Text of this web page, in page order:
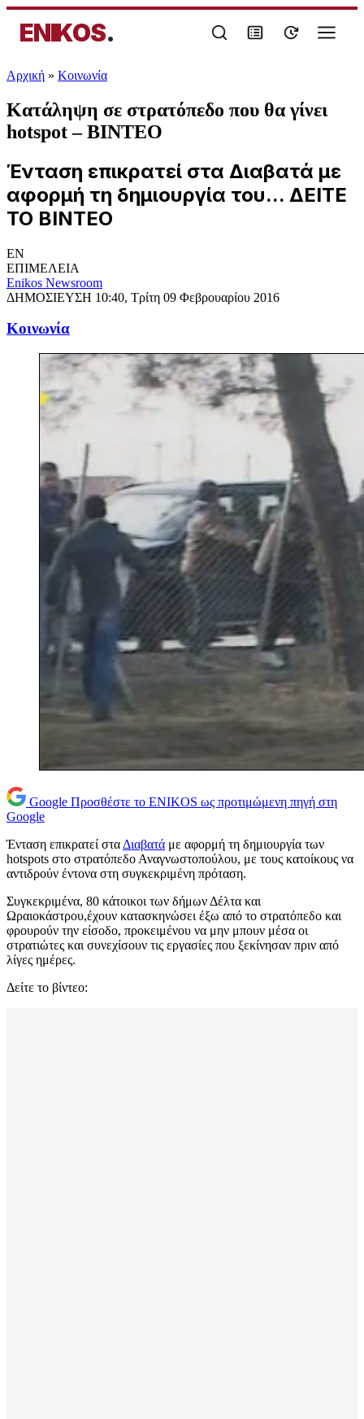
ENIKOS.
Αρχική » Κοινωνία
Κατάληψη σε στρατόπεδο που θα γίνει
hotspot – ΒΙΝΤΕΟ
Ένταση επικρατεί στα Διαβατά με
αφορμή τη δημιουργία του... ΔΕΙΤΕ
ΤΟ ΒΙΝΤΕΟ
EN
ΕΠΙΜΕΛΕΙΑ
Enikos Newsroom
ΔΗΜΟΣΙΕΥΣΗ 10:40, Τρίτη 09 Φεβρουαρίου 2016
Κοινωνία
Google Προσθέστε το ENIKOS ως προτιμώμενη πηγή στη
Google
Ένταση επικρατεί στα Διαβατά με αφορμή τη δημιουργία των
hotspots στο στρατόπεδο Αναγνωστοπούλου, με τους κατοίκους να
αντιδρούν έντονα στη συγκεκριμένη πρόταση.
Συγκεκριμένα, 80 κάτοικοι των δήμων Δέλτα και
Ωραιοκάστρου,έχουν κατασκηνώσει έξω από το στρατόπεδο και
φρουρούν την είσοδο, προκειμένου να μην μπουν μέσα οι
στρατιώτες και συνεχίσουν τις εργασίες που ξεκίνησαν πριν από
λίγες ημέρες.
Δείτε το βίντεο: